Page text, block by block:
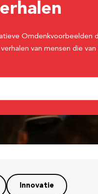
Omdenkvoorbeelden
van mensen die
Innovatie